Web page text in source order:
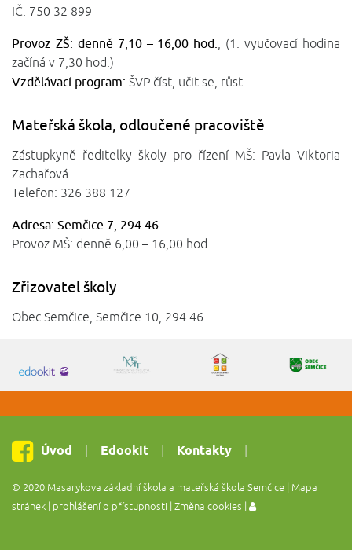
IČ: 750 32 899
Provoz ZŠ: denně 7,10 – 16,00 hod. , (1. vyučovací hodina
začíná v 7,30 hod.)
Vzdělávací program: ŠVP číst, učit se, růst…
Mateřská škola, odloučené pracoviště
Zástupkyně ředitelky školy pro řízení MŠ: Pavla Viktoria
Zachařová
Telefon: 326 388 127
Adresa: Semčice 7, 294 46
Provoz MŠ: denně 6,00 – 16,00 hod.
Zřizovatel školy
Obec Semčice, Semčice 10, 294 46
Úvod Edookit Kontakty
© 2020 Masarykova základní škola a mateřská škola Semčice | Mapa
stránek | prohlášení o přístupnosti | Změna cookies